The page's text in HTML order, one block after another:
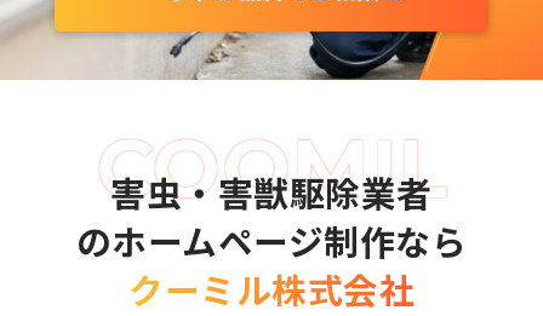
害虫・害獣駆除業者
のホームページ制作なら
クーミル株式会社